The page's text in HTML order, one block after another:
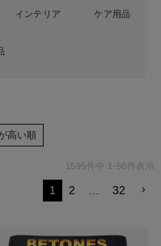
インテリア ケア用品
高い順
1595 件中 1 - 50件表示
1 2 32